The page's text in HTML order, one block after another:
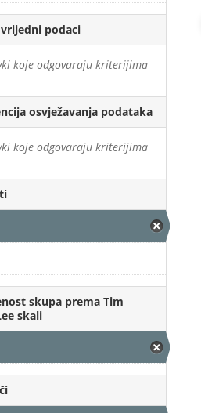
podaci
koje odgovaraju kriterijima
osvježavanja podataka
koje odgovaraju kriterijima
skupa prema Tim
skali